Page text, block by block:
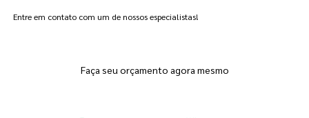
Entre em contato com um de nossos especialistas!
Faça seu orçamento agora mesmo